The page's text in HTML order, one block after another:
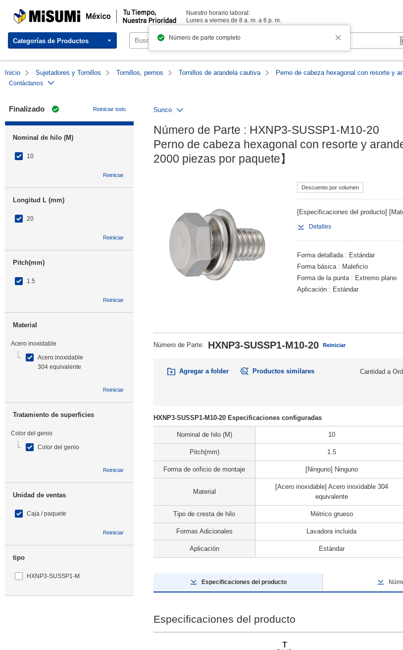
MISUMI México | Tu Tiempo, Nuestra Prioridad
Nuestro horario laboral:
Lunes a viernes de 8 a. m. a 6 p. m.
Categorías de Productos
Inicio Sujetadores y Tornillos Tornillos, pernos Tornillos de arandela cautiva Perno de cabeza hexagonal con resorte y
Contáctanos
Finalizado Reiniciar todo
Nominal de hilo (M)
10
Reiniciar
Longitud L (mm)
20
Reiniciar
Pitch(mm)
1.5
Reiniciar
Material
Acero inoxidable
Acero inoxidable
304 equivalente
Reiniciar
Tratamiento de superficies
Color del genio
Color del genio
Reiniciar
Unidad de ventas
Caja / paquete
Reiniciar
tipo
HXNP3-SUSSP1-M
Sunco
Número de Parte : HXNP3-SUSSP1-M10-20
Perno de cabeza hexagonal con resorte y
2000 piezas por paquete】
Descuento por volumen
[Especificaciones del producto]
Detalles
Forma detallada Estándar
Forma básica
Maleficio
Forma de la punta
Extremo plano
Aplicación
Estándar
Número de Parte: HXNP3-SUSSP1-M10-20 Reiniciar
Agregar a folder Productos similares Cantidad a
HXNP3-SUSSP1-M10-20 Especificaciones configuradas
Nominal de hilo (M) 10
Pitch(mm) 1.5
Forma de orificio de montaje [Ninguno] Ninguno
Material
[Acero inoxidable] Acero inoxidable 304
equivalente
Tipo de cresta de hilo Métrico grueso
Formas Adicionales Lavadora incluida
Aplicación Estándar
Especificaciones del producto
Especificaciones del producto
Número de parte completo